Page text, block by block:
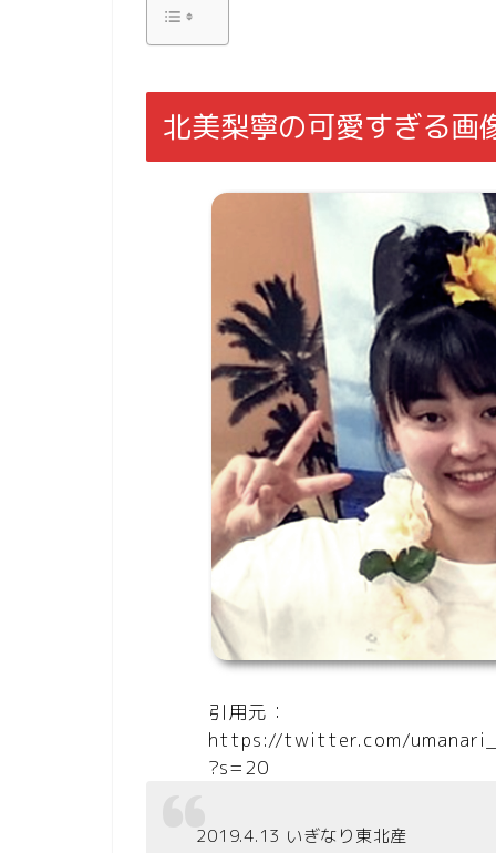
北美梨寧の可愛すぎる画
引用元：
https://twitter.com/
?s=20
2019.4.13 いぎなり東北産